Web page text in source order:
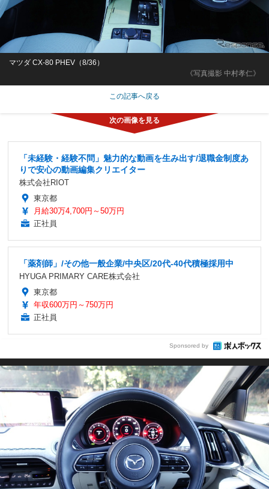
《写真撮影 中村孝仁》
マツダ CX-80 PHEV（8/36）
この記事へ戻る
「未経験・経験不問」魅力的な動画を生み出す/退職金制度あ
りで安心の動画編集クリエイター
株式会社RIOT
東京都
月給30万4,700円～50万円
正社員
「薬剤師」/その他一般企業/中央区/20代-40代積極採用中
HYUGA PRIMARY CARE株式会社
東京都
年収600万円～750万円
正社員
Sponsored by